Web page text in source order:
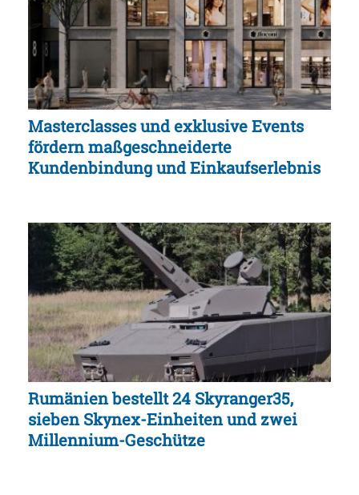
Masterclasses und exklusive Events
fördern maßgeschneiderte
Kundenbindung und Einkaufserlebnis
Rumänien bestellt 24 Skyranger35,
sieben Skynex-Einheiten und zwei
Millennium-Geschütze